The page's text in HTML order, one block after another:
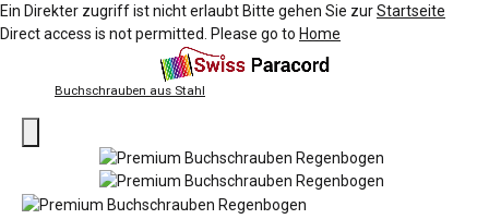
Ein Direkter zugriff ist nicht erlaubt Bitte gehen Sie zurStartseite
Direct access is not permitted. Please go to Home
Buchschrauben aus Stahl